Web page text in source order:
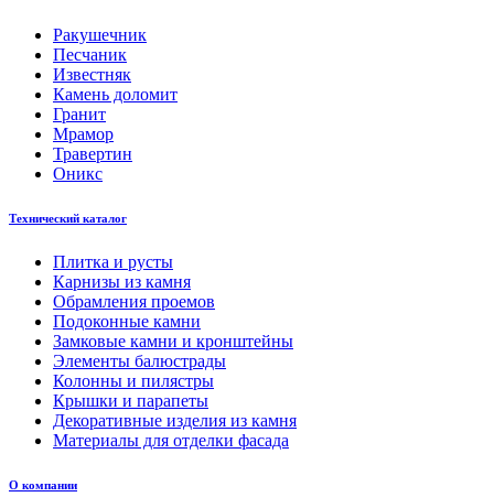
Ракушечник
Песчаник
Известняк
Камень доломит
Гранит
Мрамор
Травертин
Оникс
Технический каталог
Плитка и русты
Карнизы из камня
Обрамления проемов
Подоконные камни
Замковые камни и кронштейны
Элементы балюстрады
Колонны и пилястры
Крышки и парапеты
Декоративные изделия из камня
Материалы для отделки фасада
О компании